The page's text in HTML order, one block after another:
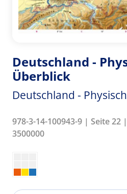
Deutschland -
Überblick
Deutschland -
978-3-14-100943-9 | Seite
3500000